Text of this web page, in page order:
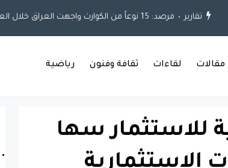
مرصد: 15 نوعاً من الكوارث واجهت العراق خلال العقود الثلاثة الماضية
مقالات لقاءات ثقافة وفنون رياضية
للاستثمار سها